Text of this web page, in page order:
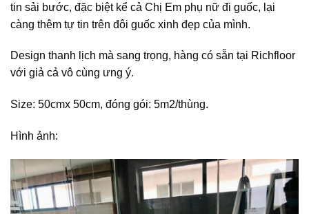
tin sải bước, đặc biệt kể cả Chị Em phụ nữ đi guốc, lại
càng thêm tự tin trên đôi guốc xinh đẹp của mình.
Design thanh lịch mà sang trọng, hàng có sẵn tại Richfloor
với giả cả vô cùng ưng ý.
Size: 50cmx 50cm, đóng gói: 5m2/thùng.
Hình ảnh: